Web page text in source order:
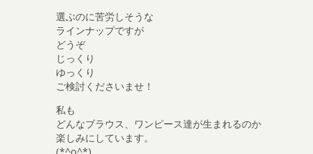
選ぶのに苦労しそうな
ラインナップですが
どうぞ
じっくり
ゆっくり
ご検討くださいませ！
私も
どんなブラウス、ワンピース達が生まれるのか
楽しみにしています。